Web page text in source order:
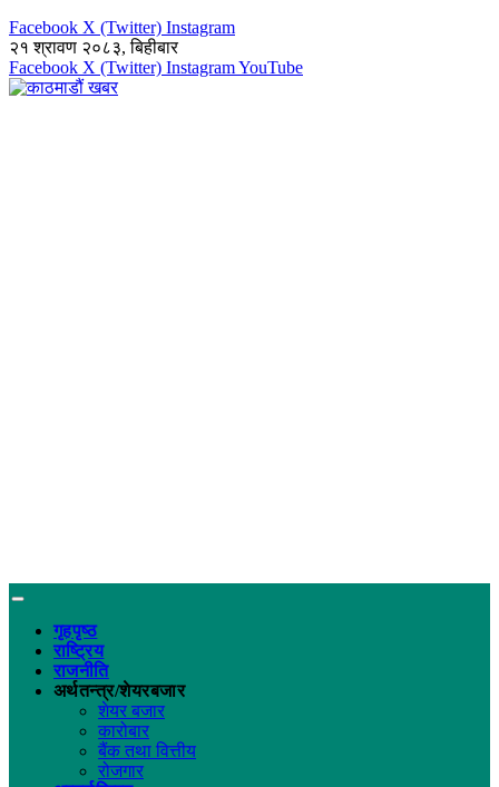
Facebook X (Twitter) Instagram
२१ श्रावण २०८३, बिहीबार
Facebook X (Twitter) InstagramYouTube
गृहपृष्ठ
राष्ट्रिय
राजनीति
अर्थतन्त्र/शेयरबजार
शेयर बजार
कारोबार
बैंक तथा वित्तीय
रोजगार